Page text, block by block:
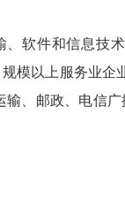
、软件和信息技
规模以上服务业企
输、邮政、电信